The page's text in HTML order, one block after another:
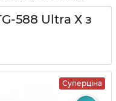
588 Ultra Х з
Суперціна